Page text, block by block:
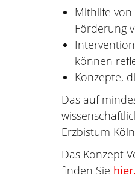
Mithilfe
Förderung
können
Konzepte,
Das auf
Erzbistum
Das Konzept
finden Sie